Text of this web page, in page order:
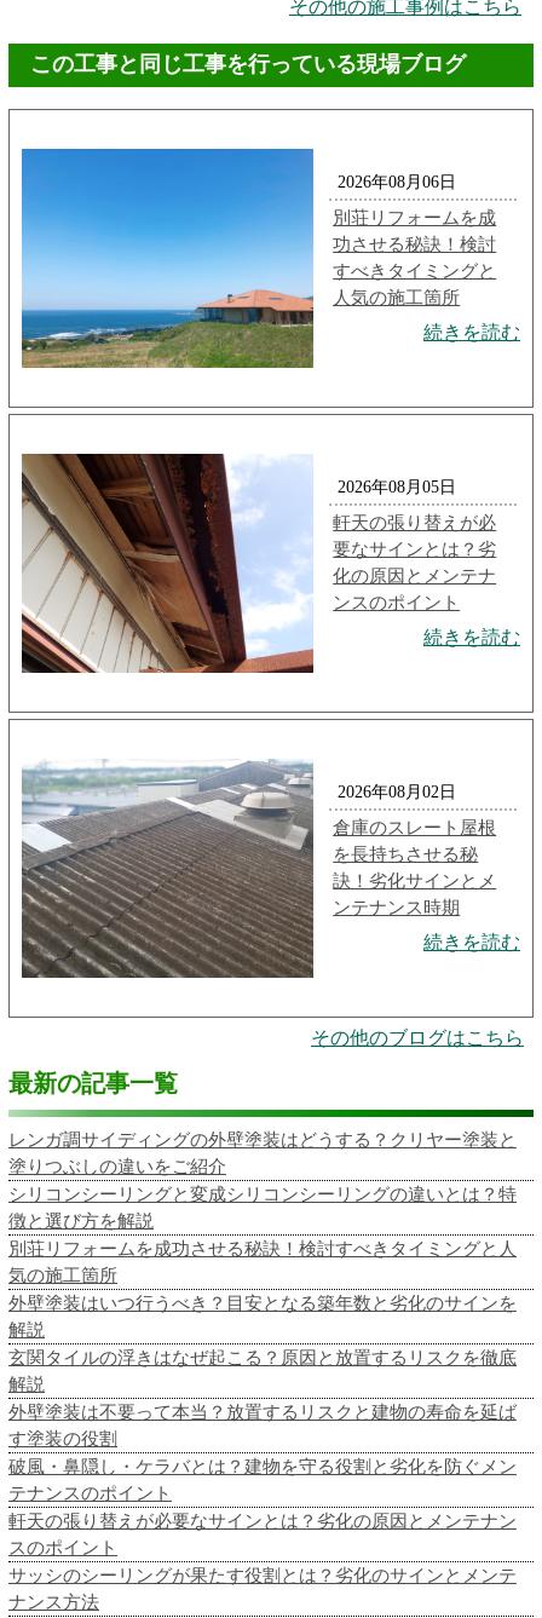
その他の施工事例はこちら
この工事と同じ工事を行っている現場ブログ
2026年08月06日
別荘リフォームを成
功させる秘訣！検討
すべきタイミングと
人気の施工箇所
続きを読む
2026年08月05日
軒天の張り替えが必
要なサインとは？劣
化の原因とメンテナ
ンスのポイント
続きを読む
2026年08月02日
倉庫のスレート屋根
を長持ちさせる秘
訣！劣化サインとメ
ンテナンス時期
続きを読む
その他のブログはこちら
最新の記事一覧
レンガ調サイディングの外壁塗装はどうする？クリヤー塗装と
塗りつぶしの違いをご紹介
シリコンシーリングと変成シリコンシーリングの違いとは？特
徴と選び方を解説
別荘リフォームを成功させる秘訣！検討すべきタイミングと人
気の施工箇所
外壁塗装はいつ行うべき？目安となる築年数と劣化のサインを
解説
玄関タイルの浮きはなぜ起こる？原因と放置するリスクを徹底
解説
外壁塗装は不要って本当？放置するリスクと建物の寿命を延ば
す塗装の役割
破風・鼻隠し・ケラバとは？建物を守る役割と劣化を防ぐメン
テナンスのポイント
軒天の張り替えが必要なサインとは？劣化の原因とメンテナン
スのポイント
サッシのシーリングが果たす役割とは？劣化のサインとメンテ
ナンス方法